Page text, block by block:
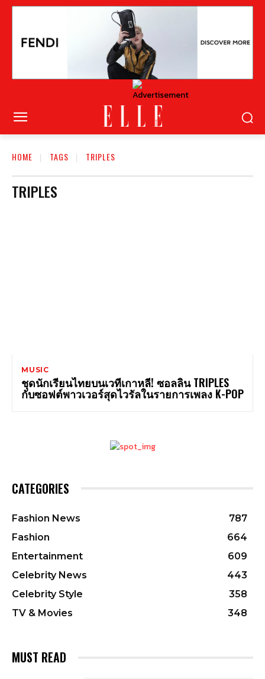
HOME TAGS TRIPLES
TRIPLES
MUSIC
ชุดนักเรียนไทยบนเวทีเกาหลี! ซอลลิน TRIPLES
กับซอฟต์พาวเวอร์สุดไวรัลในรายการเพลง K-POP
CATEGORIES
Fashion News
787
Fashion
664
Entertainment
609
Celebrity News
443
Celebrity Style
358
TV & Movies
348
MUST READ